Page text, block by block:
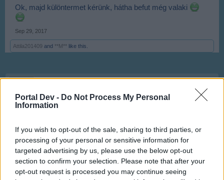
Portal Dev - Do Not Process My Personal
Information
If you wish to opt-out of the sale, sharing to third parties, or
processing of your personal or sensitive information for
targeted advertising by us, please use the below opt-out
section to confirm your selection. Please note that after your
opt-out request is processed you may continue seeing
Ok, majd különtermet kérünk, hátha befut még valaki
Sep 29, 2017
Attila201409 and **M** like this.
**M**
Ok, majd különtermet kérünk, hátha befut még valaki
Biztos lesz még érdeklődő!!!